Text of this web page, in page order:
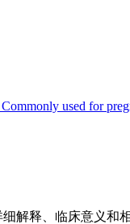
used for
解释、临床意义和